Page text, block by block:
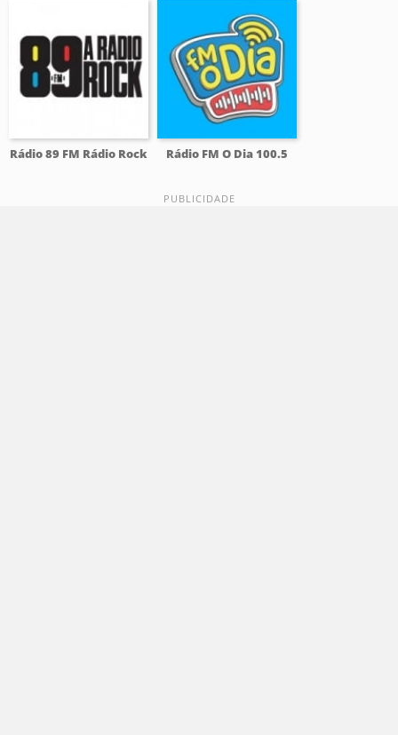
Rádio 89 FM Rádio Rock Rádio FM O Dia 100.5